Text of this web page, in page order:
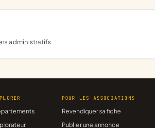
administratifs
POUR LES ASSOCIATIONS
Revendiquer sa fiche
Publier une annonce